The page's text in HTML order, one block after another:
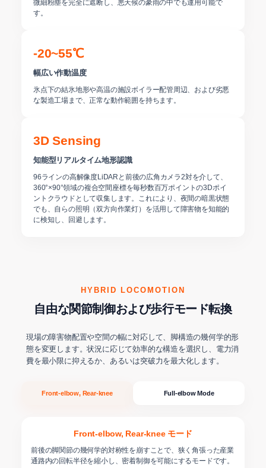
微細粉塵を完全に遮断し、悪天候の豪雨の中でも運用可能で
す。
-20~55℃
幅広い作動温度
氷点下の結氷地形や高温の施設ボイラー配管周辺、および劣悪
な製造工場まで、正常な動作範囲を持ちます。
3D Sensing
知能型リアルタイム地形認識
96ラインの高解像度LiDARと前後の広角カメラ2対を介して、
360°×90°領域の複合空間座標を毎秒数百万ポイントの3Dポイ
ントクラウドとして収集します。これにより、夜間の暗黒状態
でも、自らの照明（双方向作業灯）を活用して障害物を知能的
に検知し、回避します。
HYBRID LOCOMOTION
自由な関節制御および歩行モード転換
現場の障害物配置や空間の幅に対応して、脚構造の幾何学的形
態を変更します。状況に応じて効率的な構造を選択し、電力消
費を最小限に抑えるか、あるいは突破力を最大化します。
Front-elbow, Rear-knee Full-elbow Mode
Front-elbow, Rear-knee モード
前後の脚関節の幾何学的対称性を崩すことで、狭く角張った産業
通路内の回転半径を縮小し、密着制御を可能にするモードです。